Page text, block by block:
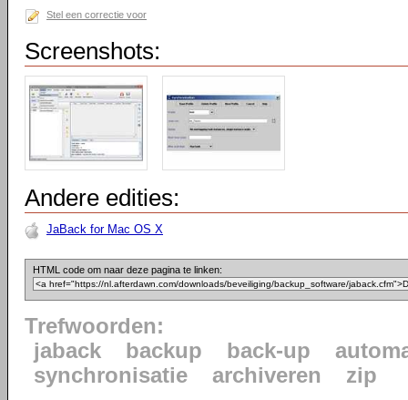
Stel een correctie voor
Screenshots:
Andere edities:
JaBack for Mac OS X
HTML code om naar deze pagina te linken:
Trefwoorden:
jaback
backup back-up
synchronisatie
archiveren zip